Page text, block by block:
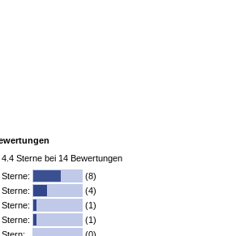
4.4 Sterne bei 14 Bewertungen
Sterne:
(8)
Sterne:
(4)
Sterne:
(1)
Sterne:
(1)